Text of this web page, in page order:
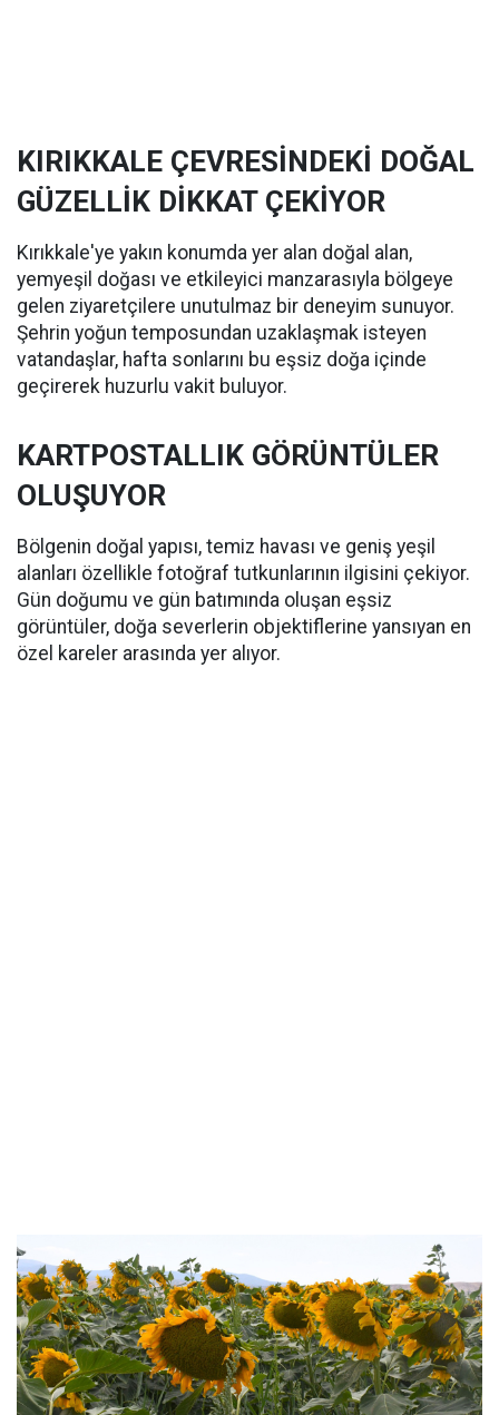
KIRIKKALE ÇEVRESİNDEKİ DOĞAL
GÜZELLİK DİKKAT ÇEKİYOR
Kırıkkale'ye yakın konumda yer alan doğal alan,
yemyeşil doğası ve etkileyici manzarasıyla bölgeye
gelen ziyaretçilere unutulmaz bir deneyim sunuyor.
Şehrin yoğun temposundan uzaklaşmak isteyen
vatandaşlar, hafta sonlarını bu eşsiz doğa içinde
geçirerek huzurlu vakit buluyor.
KARTPOSTALLIK GÖRÜNTÜLER
OLUŞUYOR
Bölgenin doğal yapısı, temiz havası ve geniş yeşil
alanları özellikle fotoğraf tutkunlarının ilgisini çekiyor.
Gün doğumu ve gün batımında oluşan eşsiz
görüntüler, doğa severlerin objektiflerine yansıyan en
özel kareler arasında yer alıyor.